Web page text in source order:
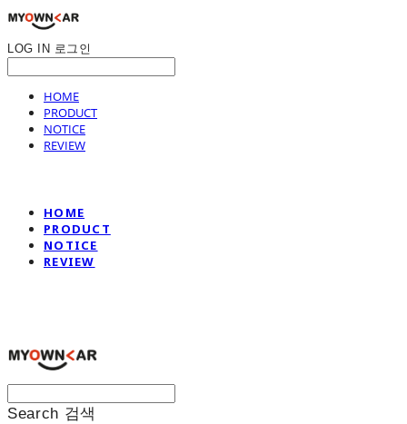
LOG IN 로그인
HOME
PRODUCT
NOTICE
REVIEW
HOME
PRODUCT
NOTICE
REVIEW
Search 검색